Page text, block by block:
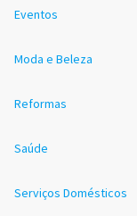
Eventos
Moda e Beleza
Reformas
Saúde
Serviços Domésticos